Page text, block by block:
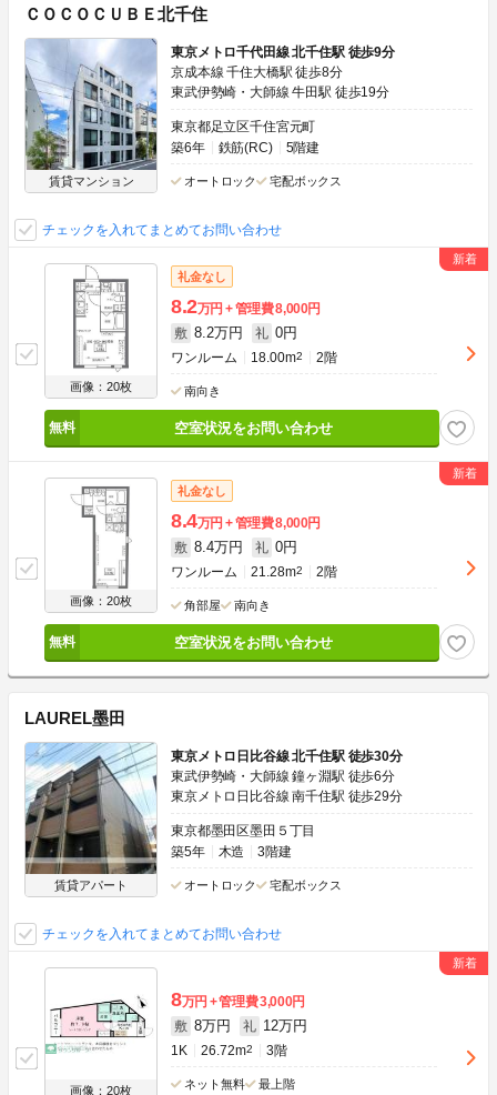
ＣＯＣＯＣＵＢＥ北千住
賃貸マンション
東京メトロ千代田線 北千住駅 徒歩9分
京成本線 千住大橋駅 徒歩8分
東武伊勢崎・大師線 牛田駅 徒歩19分
東京都足立区千住宮元町
築6年
鉄筋(RC) 5階建
オートロック 宅配ボックス
チェックを入れてまとめてお問い合わせ
画像：20枚
礼金なし
8.2万円 管理費8,000円
敷 8.2万円 礼 0円
ワンルーム 18.00m2 2階
南向き
空室状況をお問い合わせ
画像：20枚
礼金なし
8.4万円 管理費8,000円
敷 8.4万円 礼 0円
ワンルーム 21.28m2 2階
角部屋 南向き
空室状況をお問い合わせ
LAUREL墨田
賃貸アパート
東京メトロ日比谷線 北千住駅 徒歩30分
東武伊勢崎・大師線 鐘ヶ淵駅 徒歩6分
東京メトロ日比谷線 南千住駅 徒歩29分
東京都墨田区墨田５丁目
築5年
木造 3階建
オートロック 宅配ボックス
チェックを入れてまとめてお問い合わせ
画像：20枚
8万円 管理費3,000円
敷 8万円 礼 12万円
1K 26.72m2 3階
ネット無料 最上階